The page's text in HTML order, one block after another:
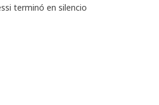
terminó en silencio